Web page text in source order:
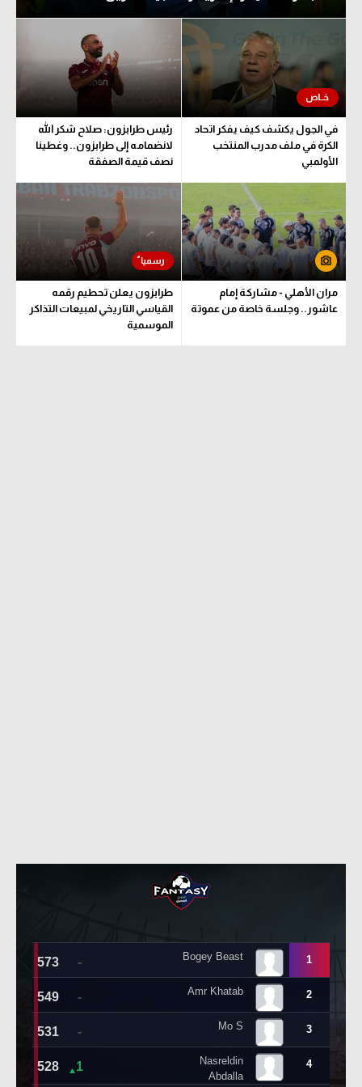
تحليل في الجول
حكايات في الجول
كويز في الجول
فيديو في الجول
في الجول يكشف كيف يفكر اتحاد
الكرة في ملف مدرب المنتخب
الأولمبي
رئيس طرابزون: صلاح شكر الله
لانضمامه إلى طرابزون.. وغطينا
نصف قيمة الصفقة
مران الأهلي - مشاركة إمام
عاشور.. وجلسة خاصة من عموتة
طرابزون يعلن تحطيم رقمه
القياسي التاريخي لمبيعات التذاكر
الموسمية